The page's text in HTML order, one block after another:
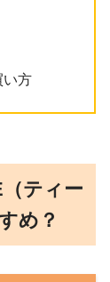
い方
（ティー
め？